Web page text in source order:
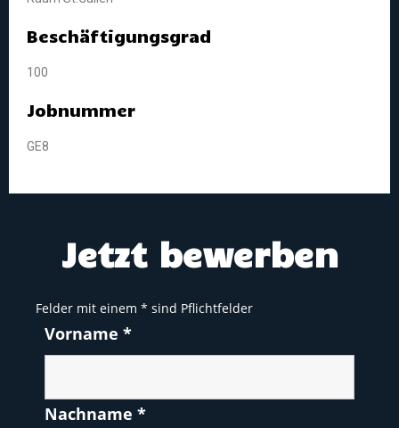
Beschäftigungsgrad
100
Jobnummer
GE8
Jetzt bewerben
Felder mit einem * sind Pflichtfelder
Vorname *
Nachname *